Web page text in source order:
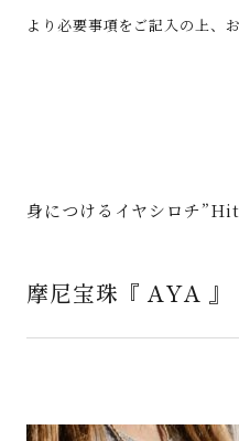
身につけるイヤシロチ
摩尼宝珠『 AYA
より必要事項をご記入の上、